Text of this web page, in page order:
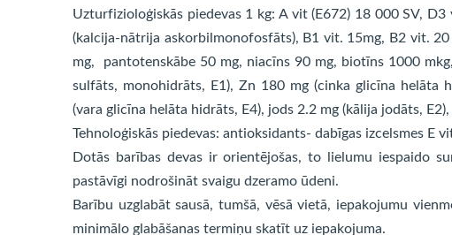
Uzturfizioloģiskās piedevas 1 kg: A vit (E672) 18 000 SV,
(kalcija-nātrija askorbilmonofosfāts), B1 vit. 15mg, B2 vit.
mg, pantotenskābe 50 mg, niacīns 90 mg, biotīns 1000
sulfāts, monohidrāts, E1), Zn 180 mg (cinka glicīna helāta
(vara glicīna helāta hidrāts, E4), jods 2.2 mg (kālija jodāts,
Tehnoloģiskās piedevas: antioksidants- dabīgas izcelsmes E
Dotās barības devas ir orientējošas, to lielumu iespaido
pastāvīgi nodrošināt svaigu dzeramo ūdeni.
Barību uzglabāt sausā, tumšā, vēsā vietā, iepakojumu
minimālo glabāšanas termiņu skatīt uz iepakojuma.